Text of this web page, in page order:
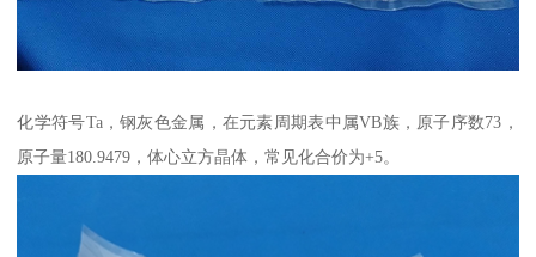
化学符号Ta，钢灰色金属，在元素周期表中属VB族，原子序数73，
原子量180.9479，体心立方晶体，常见化合价为+5。